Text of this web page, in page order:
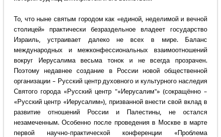
То, что ныне святым городом как «единой, неделимой и вечной
столицей» практически безраздельное владеет государство
Израиль, устраивает далеко не всех в мире. Баланс
международных и межконфессиональных взаимоотношений
вокруг Иерусалима весьма тонок и не всегда прозрачен.
Поэтому недавнее создание в России новой общественной
организации – Русский центр духовного и культурного наследия
Святого города «Русский центр "«Иерусалим"» (сокращённо –
«Русский центр «Иерусалим»), призванной внести свой вклад в
развитие отношений России и Палестины, не остался
незамеченным. Особенно после проведения в Москве в марте
первой научно-практической конференции «Проблема